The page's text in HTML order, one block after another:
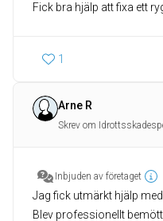
Fick bra hjälp att fixa ett
1
Arne R
Skrev om
Inbjuden av företaget
Jag fick utmärkt hjälp
Blev professionellt